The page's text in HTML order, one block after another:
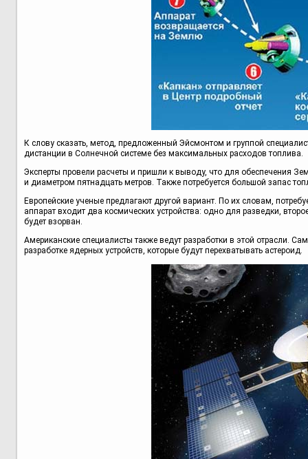
К слову сказать, метод, предложенный Эйсмонтом и группой
дистанции в Солнечной системе без максимальных расходов топлива.
Эксперты провели расчеты и пришли к выводу, что для обеспечения
и диаметром пятнадцать метров. Также потребуется большой запас
Европейские ученые предлагают другой вариант. По их словам,
аппарат входит два космических устройства: одно для разведки,
будет взорван.
Американские специалисты также ведут разработки в этой отрасли.
разработке ядерных устройств, которые будут перехватывать астероид.